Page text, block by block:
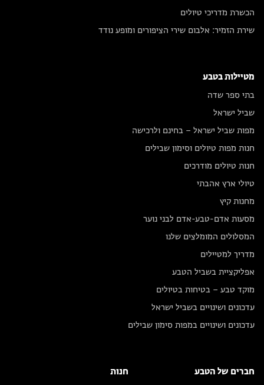
הכשרת מדריכי טיולים
שירת הזמיר: אלבום שירי הציפורים ומופע נודד
מטיילות בטבע
בתי ספר שדה
שביל ישראל
מפות שביל ישראל – בחינם ולרכישה
חנות מפות טיולים וסימון שבילים
חנות טיולים מודרכים
טיולי ארץ אהבתי
מחנות קיץ
מסעות אדם-טבע-אדם לבני נוער
המסלולים המומלצים שלנו
מדריך למטיילים
אפליקציית בשביל הטבע
מוקד טבע – בטיחות בטיולים
עדכונים ושינויים בשביל ישראל
עדכונים ושינויים במפות סימון שבילים
חברים של הטבע חנות